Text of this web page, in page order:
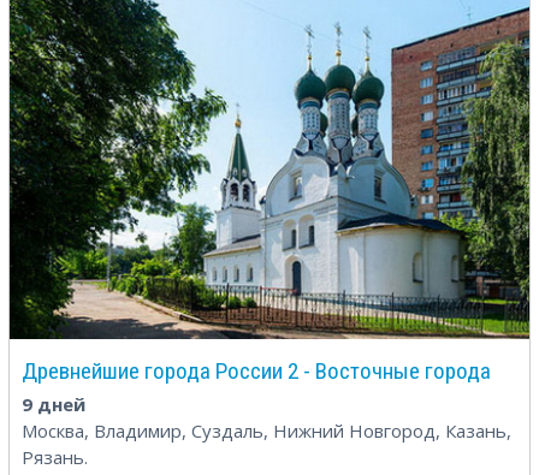
Древнейшие города России 2 - Восточные города
9 дней
Москва, Владимир, Суздаль, Нижний Новгород, Казань,
Рязань.